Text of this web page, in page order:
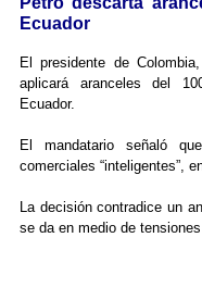
Ecuador
El presidente de
aplicará aranceles del
Ecuador.
El mandatario señaló
comerciales “inteligentes”,
La decisión contradice un
se da en medio de